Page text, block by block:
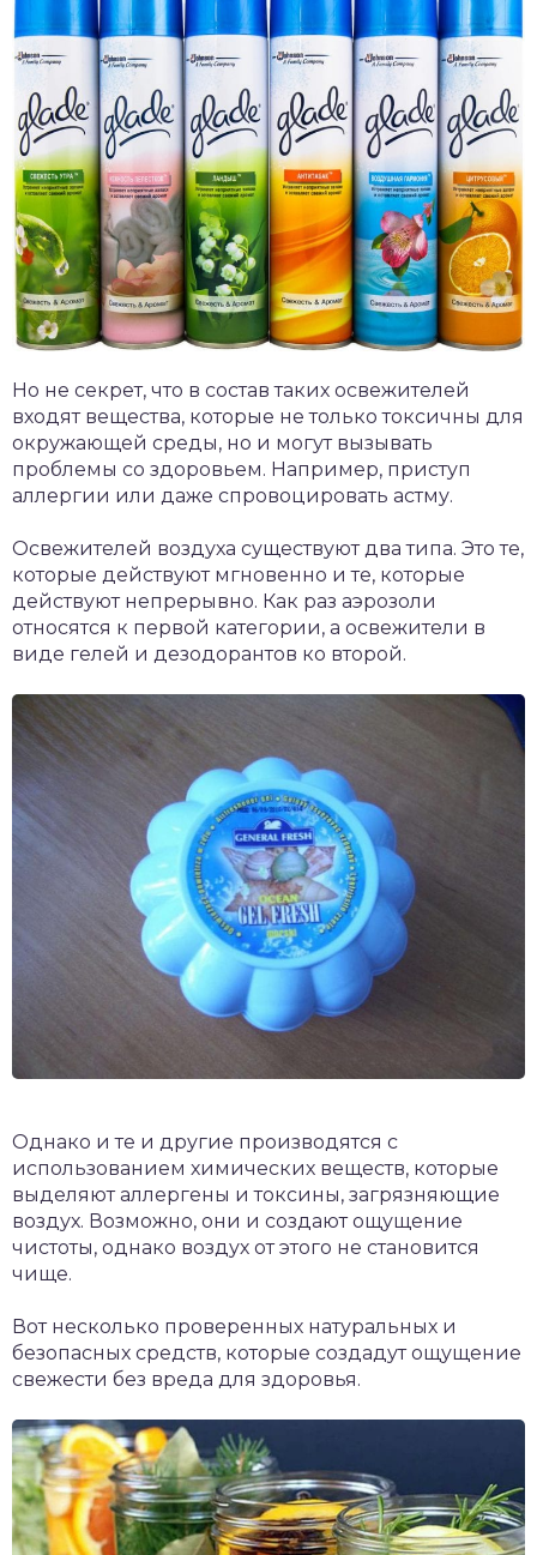
Но не секрет, что в состав таких освежителей
входят вещества, которые не только токсичны для
окружающей среды, но и могут вызывать
проблемы со здоровьем. Например, приступ
аллергии или даже спровоцировать астму.
Освежителей воздуха существуют два типа. Это те,
которые действуют мгновенно и те, которые
действуют непрерывно. Как раз аэрозоли
относятся к первой категории, а освежители в
виде гелей и дезодорантов ко второй.
Однако и те и другие производятся с
использованием химических веществ, которые
выделяют аллергены и токсины, загрязняющие
воздух. Возможно, они и создают ощущение
чистоты, однако воздух от этого не становится
чище.
Вот несколько проверенных натуральных и
безопасных средств, которые создадут ощущение
свежести без вреда для здоровья.